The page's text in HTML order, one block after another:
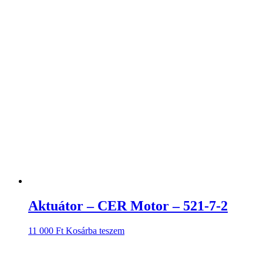
Aktuátor – CER Motor – 521-7-2
11 000 Ft Kosárba teszem